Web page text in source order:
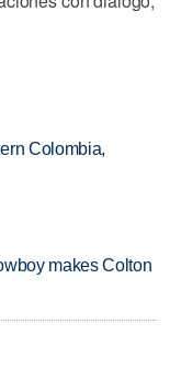
Colombia,
makes Colton